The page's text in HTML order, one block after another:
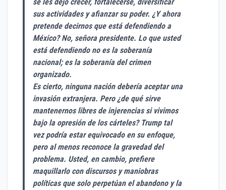
sus actividades y afianzar su poder. ¿Y ahora
pretende decirnos que está defendiendo a
México? No, señora presidente. Lo que usted
está defendiendo no es la soberanía
nacional; es la soberanía del crimen
organizado.
Es cierto, ninguna nación debería aceptar una
invasión extranjera. Pero ¿de qué sirve
mantenernos libres de injerencias si vivimos
bajo la opresión de los cárteles? Trump tal
vez podría estar equivocado en su enfoque,
pero al menos reconoce la gravedad del
problema. Usted, en cambio, prefiere
maquillarlo con discursos y maniobras
políticas que solo perpetúan el abandono y la